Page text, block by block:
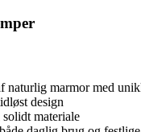
naturlig marmor med
design
materiale